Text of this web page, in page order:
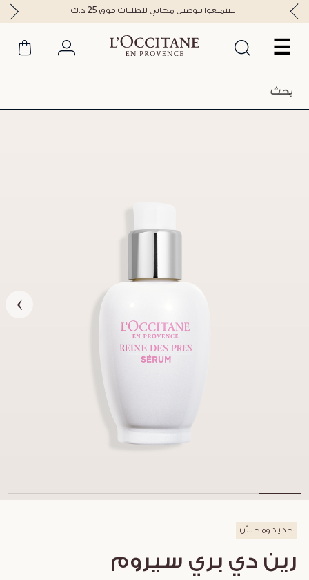
☰
استمتعوا بتوصيل مجاني للطلبات فوق 25 د.ك
جديد ومحسّن
رين دي بري سيروم